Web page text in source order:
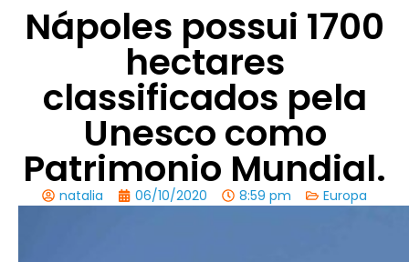
Nápoles possui 1700
hectares
classificados pela
Unesco como
Patrimonio Mundial.
natalia 06/10/2020 8:59 pm Europa